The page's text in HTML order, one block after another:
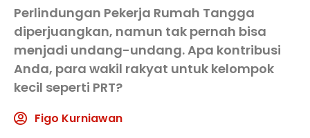
Perlindungan Pekerja Rumah Tangga
diperjuangkan, namun tak pernah bisa
menjadi undang-undang. Apa kontribusi
Anda, para wakil rakyat untuk kelompok
kecil seperti PRT?
Figo Kurniawan